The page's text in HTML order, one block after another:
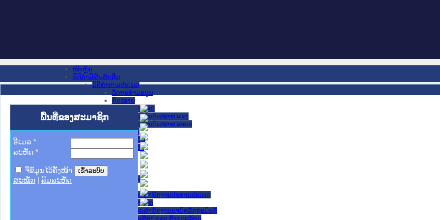
ໜ້າຫຼັກ
ນິຕິກໍາມີຜົນສັກສິດ
ນິຕິກໍາຕາມປະເພດ
ລັດຖະທໍາມະນູນ
ກົດໝາຍ
ກົດໝາຍ
ປະມວນກົດໝາຍ ແພ່ງ
ປະມວນກົດໝາຍ ອາຍາ
ມະຕິຕົກລົງ
ລັດຖະບັນຍັດ
ລັດຖະດໍາລັດ
ຄໍາແນະນໍາ
ຫ້ອງວ່າການສໍານັກງານປະທານປະເທດ
ສະພາແຫ່ງຊາດ
ຫ້ອງວ່າການສຳນັກງານນາຍົກລັດຖະມົນຕີ
ກະຊວງ ກະສິກຳ ແລະ ສິ່ງແວດລ້ອມ
ພື້ນທີ່ຂອງສະມາຊິກ
ອີເມລ *
ລະຫັດ *
ຈື່ຂໍ້ມູນໄວ້ຄັ້ງໜ້າ
ສະໝັກ
ລືມລະຫັດ